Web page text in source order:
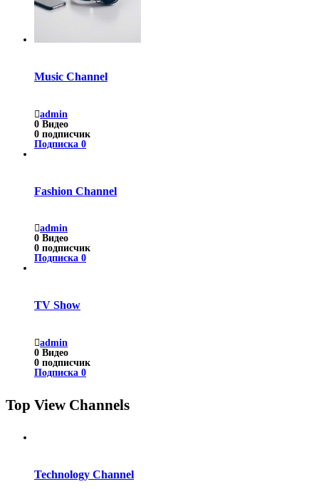
Music Channel
admin
0 Видео
0 подписчик
Подписка 0
Fashion Channel
admin
0 Видео
0 подписчик
Подписка 0
TV Show
admin
0 Видео
0 подписчик
Подписка 0
Top View Channels
Technology Channel